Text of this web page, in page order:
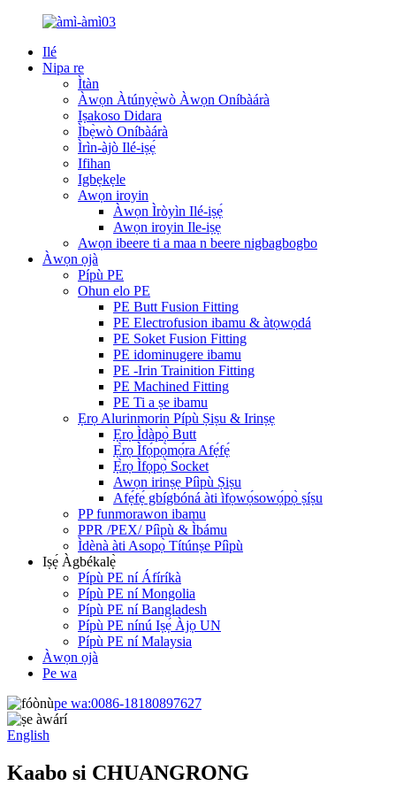
Ilé
Nipa re
Ìtàn
Àwọn Àtúnyẹ̀wò Àwọn Oníbàárà
Iṣakoso Didara
Ìbẹ̀wò Oníbàárà
Ìrìn-àjò Ilé-iṣẹ́
Ifihan
Igbẹkẹle
Awọn iroyin
Àwọn Ìròyìn Ilé-iṣẹ́
Awọn iroyin Ile-iṣẹ
Awọn ibeere ti a maa n beere nigbagbogbo
Àwọn ọjà
Pípù PE
Ohun elo PE
PE Butt Fusion Fitting
PE Electrofusion ibamu & àtọwọdá
PE Soket Fusion Fitting
PE idominugere ibamu
PE -Irin Trainition Fitting
PE Machined Fitting
PE Ti a ṣe ibamu
Ẹrọ Alurinmorin Pípù Ṣiṣu & Irinṣẹ
Ẹrọ Ìdàpọ̀ Butt
Ẹ̀rọ Ìfọ́pọ̀mọ́ra Afẹ́fẹ́
Ẹ̀rọ Ìfọpọ̀ Socket
Awọn irinṣẹ Píìpù Ṣiṣu
Afẹ́fẹ́ gbígbóná àti ìfọwọ́sowọ́pọ̀ ṣíṣu
PP funmorawon ibamu
PPR /PEX/ Píìpù & Ìbámu
Ìdènà àti Asopọ̀ Títúnṣe Píìpù
Iṣẹ́ Àgbékalẹ̀
Pípù PE ní Áfíríkà
Pípù PE ní Mongolia
Pípù PE ní Bangladesh
Pípù PE nínú Iṣẹ́ Àjọ UN
Pípù PE ní Malaysia
Àwọn ọjà
Pe wa
pe wa:0086-18180897627
English
Kaabo si CHUANGRONG